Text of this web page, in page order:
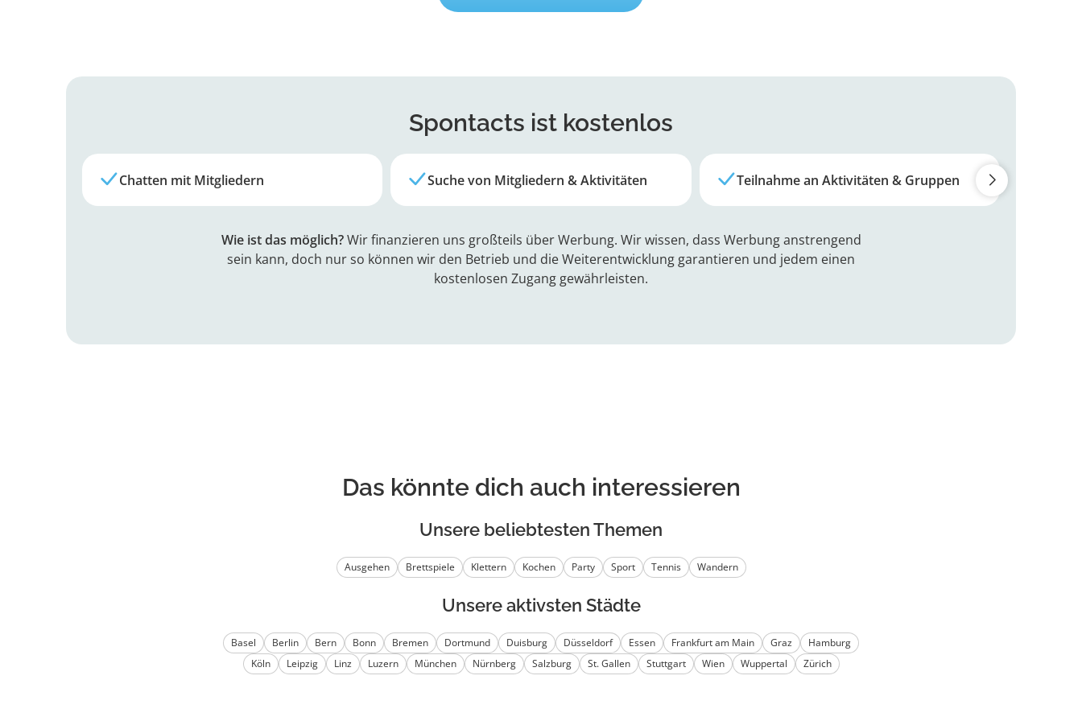
Spontacts ist kostenlos
Chatten mit Mitgliedern Suche von Mitgliedern & Aktivitäten Teilnahme an Aktivitäten & Gruppen
Wie ist das möglich?Wir finanzieren uns großteils über Werbung. Wir wissen, dass Werbung anstrengend
sein kann, doch nur so können wir den Betrieb und die Weiterentwicklung garantieren und jedem einen
kostenlosen Zugang gewährleisten.
Das könnte dich auch interessieren
Unsere beliebtesten Themen
Ausgehen Brettspiele Klettern Kochen Party Sport Tennis Wandern
Unsere aktivsten Städte
Basel Berlin Bern Bonn Bremen Dortmund Duisburg Düsseldorf Essen Frankfurt am Main Graz
Hamburg
Köln
Leipzig Linz Luzern München Nürnberg Salzburg St. Gallen Stuttgart Wien Wuppertal Zürich